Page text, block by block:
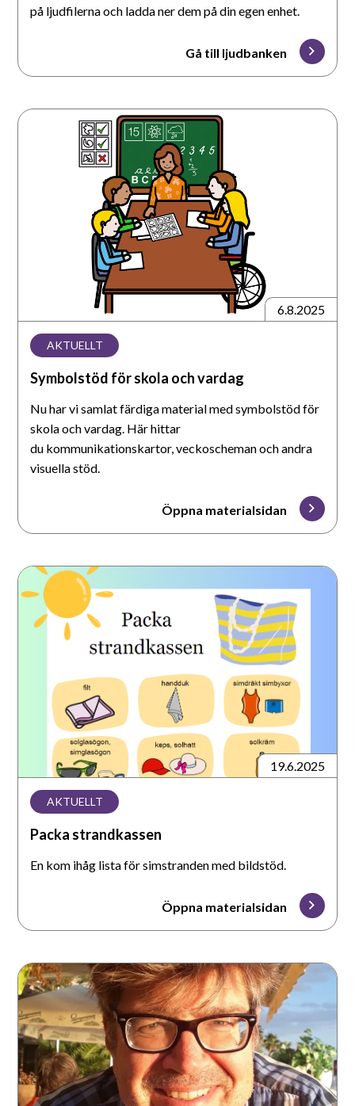
på ljudfilerna och ladda ner dem på din egen enhet.
Gå till ljudbanken
Symbolstöd
6.8.2025
AKTUELLT
Symbolstöd för skola och vardag
Nu har vi samlat färdiga material med symbolstöd för
skola och vardag. Här hittar
du kommunikationskartor, veckoscheman och andra
visuella stöd.
Öppna materialsidan
Packa
strandkassen
19.6.2025
AKTUELLT
Packa strandkassen
En kom ihåg lista för simstranden med bildstöd.
Öppna materialsidan
Då
du
tappat
rösten